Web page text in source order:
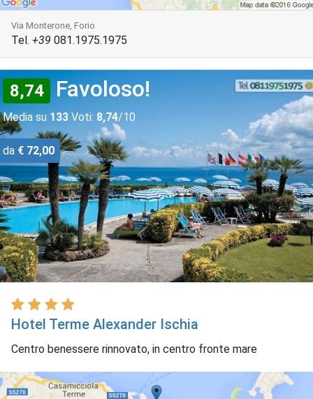
Via Monterone, Forio
Tel. +39 081.1975.1975
8,74 Favoloso!
Media su 133 Voti: 8,74/10
da € 72,00
Hotel Terme Alexander Ischia
Centro benessere rinnovato, in centro fronte mare